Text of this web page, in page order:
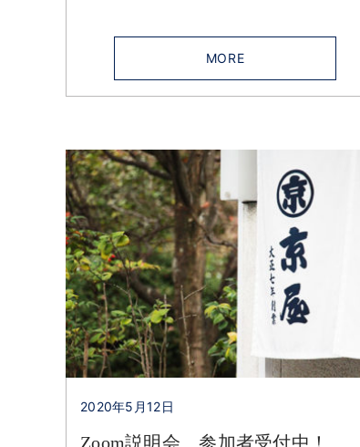
MORE
2020年5月12日
Zoom説明会、参加者受付中！